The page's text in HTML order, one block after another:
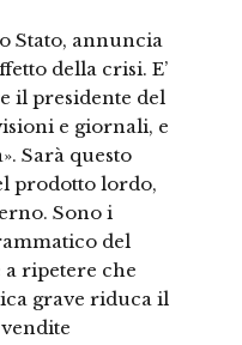
Stato, annuncia
della crisi. E’
il presidente del
e giornali, e
Sarà questo
prodotto lordo,
Sono i
del
ripetere che
grave riduca il